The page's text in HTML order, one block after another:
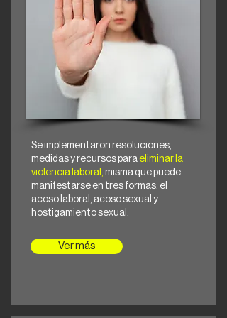
Se implementaron resoluciones,
medidas y recursos para eliminar la
violencia laboral, misma que puede
manifestarse en tres formas: el
acoso laboral, acoso sexual y
hostigamiento sexual.
Ver más